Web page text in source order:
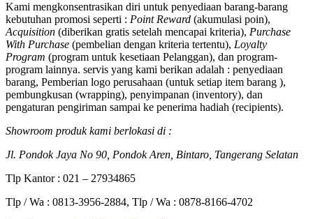
Kami mengkonsentrasikan diri untuk penyediaan barang-barang
kebutuhan promosi seperti : Point Reward (akumulasi poin),
Acquisition (diberikan gratis setelah mencapai kriteria), Purchase
With Purchase (pembelian dengan kriteria tertentu), Loyalty
Program (program untuk kesetiaan Pelanggan), dan program-
program lainnya. servis yang kami berikan adalah : penyediaan
barang, Pemberian logo perusahaan (untuk setiap item barang ),
pembungkusan (wrapping), penyimpanan (inventory), dan
pengaturan pengiriman sampai ke penerima hadiah (recipients).
Showroom produk kami berlokasi di :
Jl. Pondok Jaya No 90, Pondok Aren, Bintaro, Tangerang Selatan
Tlp Kantor : 021 – 27934865
Tlp / Wa : 0813-3956-2884, Tlp / Wa : 0878-8166-4702